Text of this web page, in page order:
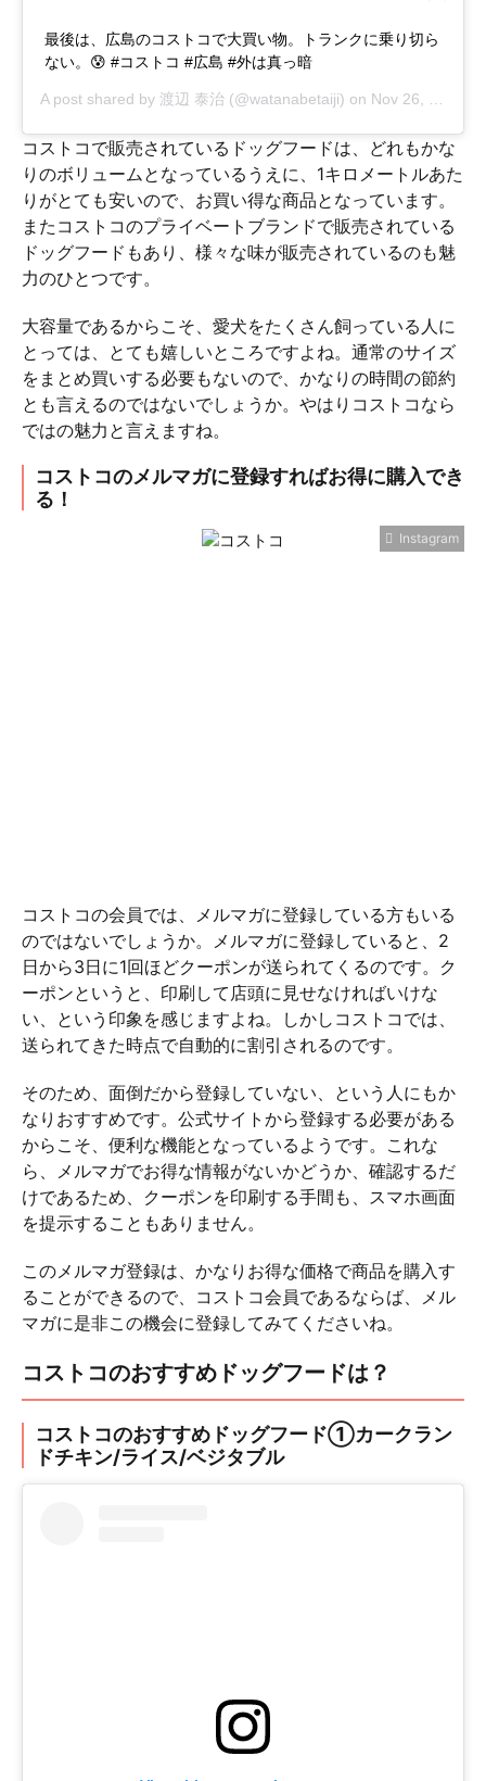
最後は、広島のコストコで大買い物。トランクに乗り切ら
ない。😰 #コストコ #広島 #外は真っ暗
A post shared by 渡辺 泰治 (@watanabetaiji) on Nov 26, 2018 at 4:37am PST
コストコで販売されているドッグフードは、どれもかな
りのボリュームとなっているうえに、1キロメートルあた
りがとても安いので、お買い得な商品となっています。
またコストコのプライベートブランドで販売されている
ドッグフードもあり、様々な味が販売されているのも魅
力のひとつです。
大容量であるからこそ、愛犬をたくさん飼っている人に
とっては、とても嬉しいところですよね。通常のサイズ
をまとめ買いする必要もないので、かなりの時間の節約
とも言えるのではないでしょうか。やはりコストコなら
ではの魅力と言えますね。
コストコのメルマガに登録すればお得に購入でき
る！
Instagram
コストコの会員では、メルマガに登録している方もいる
のではないでしょうか。メルマガに登録していると、2
日から3日に1回ほどクーポンが送られてくるのです。ク
ーポンというと、印刷して店頭に見せなければいけな
い、という印象を感じますよね。しかしコストコでは、
送られてきた時点で自動的に割引されるのです。
そのため、面倒だから登録していない、という人にもか
なりおすすめです。公式サイトから登録する必要がある
からこそ、便利な機能となっているようです。これな
ら、メルマガでお得な情報がないかどうか、確認するだ
けであるため、クーポンを印刷する手間も、スマホ画面
を提示することもありません。
このメルマガ登録は、かなりお得な価格で商品を購入す
ることができるので、コストコ会員であるならば、メル
マガに是非この機会に登録してみてくださいね。
コストコのおすすめドッグフードは？
コストコのおすすめドッグフード①カークラン
ドチキン/ライス/ベジタブル